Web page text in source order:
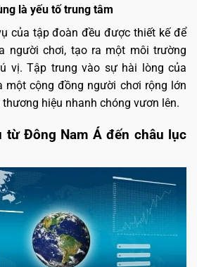
là yếu tố trung tâm
của tập đoàn đều được thiết kế để
người chơi, tạo ra một môi trường
vị. Tập trung vào sự hài lòng của
một cộng đồng người chơi rộng lớn
hiệu nhanh chóng vươn lên.
từ Đông Nam Á đến châu lục